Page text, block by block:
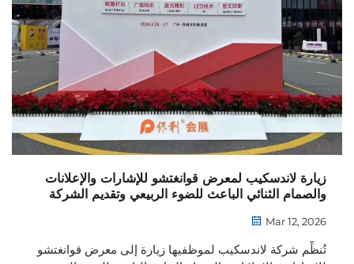
زيارة لاندسكيب لمعرض قوانغتشو للإشارات والإعلانات
والصمام الثنائي الباعث للضوء الربيعي وتقديم الشركة
Mar 12, 2026
تُنظِّم شركة لاندسكيب لموظفيها زيارة إلى معرض قوانغتشو